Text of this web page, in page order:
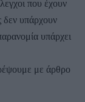
που έχουν
δεν υπάρχουν
υπάρχει
με άρθρο